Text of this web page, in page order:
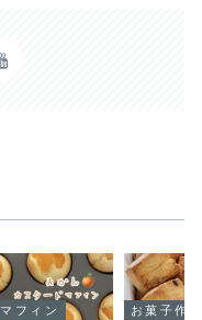
マフィン お菓子作